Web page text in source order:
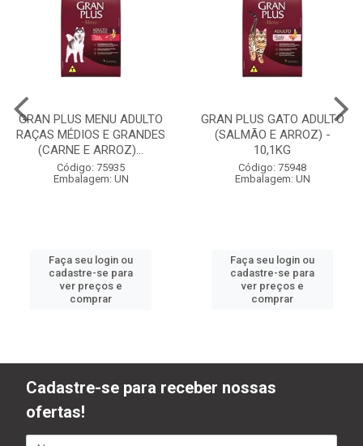
GRAN PLUS MENU ADULTO
RAÇAS MÉDIOS E GRANDES
(CARNE E ARROZ)...
Código: 75935
Embalagem: UN
Faça seu login ou
cadastre-se para
ver preços e
comprar
GRAN PLUS GATO ADULTO
(SALMÃO E ARROZ) -
10,1KG
Código: 75948
Embalagem: UN
Faça seu login ou
cadastre-se para
ver preços e
comprar
Cadastre-se para receber nossas
ofertas!